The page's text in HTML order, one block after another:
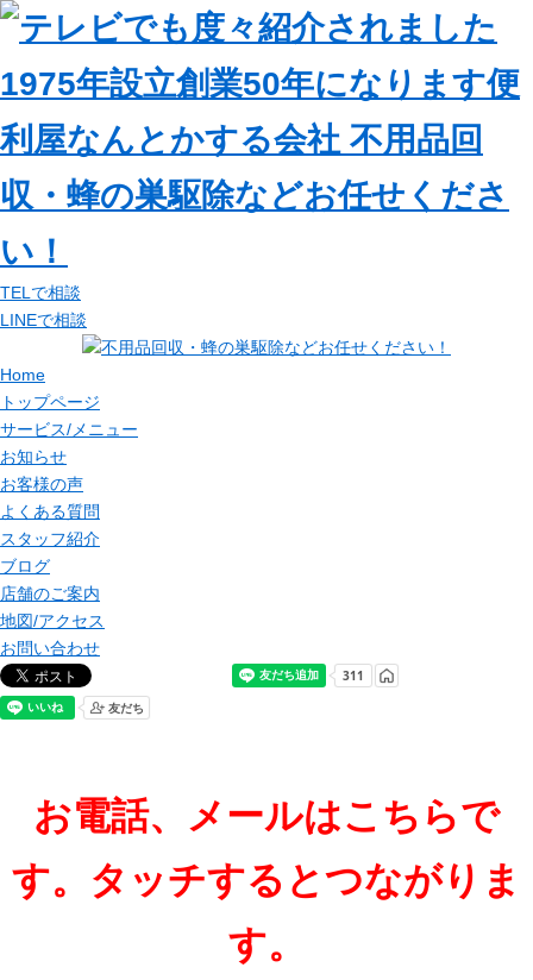
TELで相談
LINEで相談
Home
トップページ
サービス/メニュー
お知らせ
お客様の声
よくある質問
スタッフ紹介
ブログ
店舗のご案内
地図/アクセス
お問い合わせ
お電話、メールはこちらで
す。タッチするとつながりま
す。